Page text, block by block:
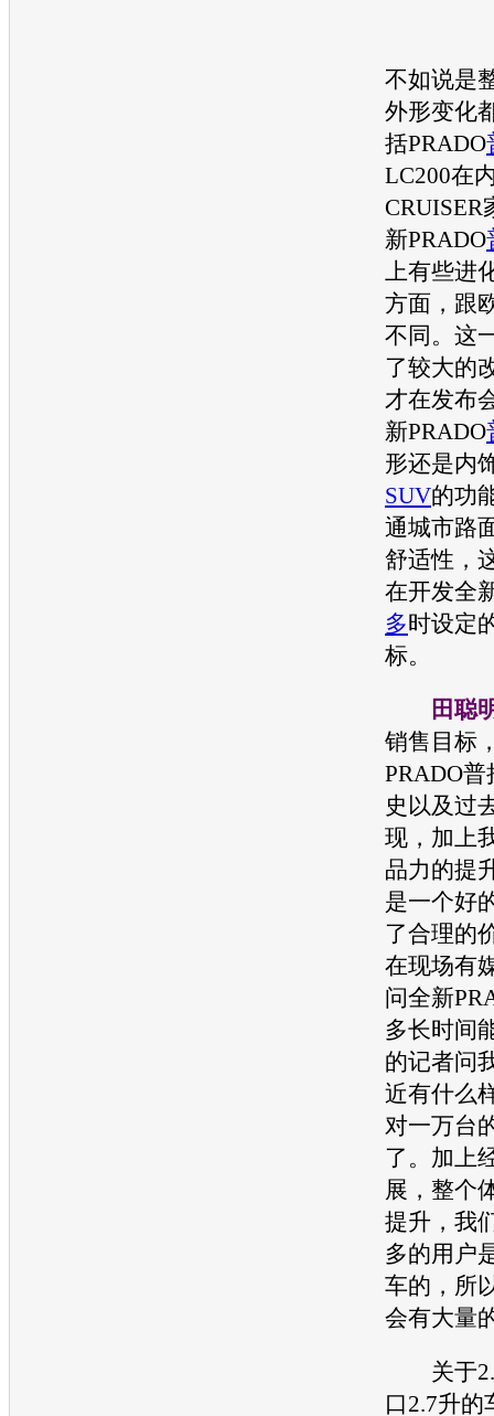
不如说是
外形变化
括PRADO
LC200在
CRUISER
新PRADO
上有些进
方面，跟
不同。这
了较大的
才在发布
新PRADO
形还是内
SUV的功
通城市路
舒适性，
在开发全
多时设定
标。
田聪
销售目标
PRADO普
史以及过
现，加上
品力的提
是一个好
了合理的
在现场有
问全新
多长时间
的记者问
近有什么
对一万台
了。加上
展，整个
提升，我
多的用户
车的，所
会有大量
关于
口2.7升的